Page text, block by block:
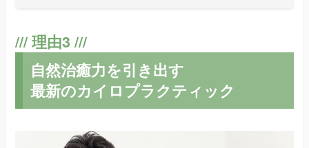
自然治癒力を引き出す
最新のカイロプラクティック